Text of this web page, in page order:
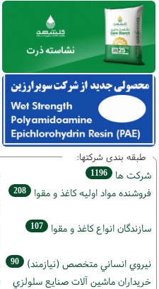
طبقه بندی شرکتها:
شركت ها 1196
فروشنده مواد اوليه كاغذ و مقوا 208
سازندگان انواع کاغذ و مقوا 107
نيروي انساني متخصص (نیازمند) 90
خریداران ماشين آلات صنايع سلولزي